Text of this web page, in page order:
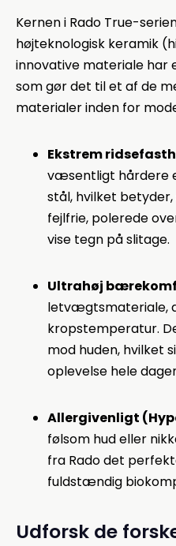
Kernen i Rado True-
højteknologisk keramik
innovative materiale har
som gør det til et af de
materialer inden for
Ekstrem
væsentligt hårdere
stål, hvilket
fejlfrie, polerede
vise tegn på slitage.
Ultrahøj
letvægtsmateriale,
kropstemperatur.
mod huden, hvilket
oplevelse hele
Allergivenligt
følsom hud eller
fra Rado det
fuldstændig
Udforsk de